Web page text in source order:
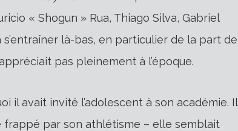
« Shogun » Rua, Thiago Silva, Gabriel
là-bas, en particulier de la part de
pas pleinement à l’époque.
il avait invité l’adolescent à son académie. Il
frappé par son athlétisme – elle semblait